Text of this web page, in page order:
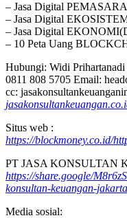
– Jasa Digital
– Jasa Digital
– Jasa Digital
– 10 Peta Uang
Hubungi: Widi
0811 808 5705 Email:
cc:
Situs web :
https://blockmoney.co.id/
PT JASA KONSULTAN
https://share.google/
konsultan-keuangan-
Media sosial: